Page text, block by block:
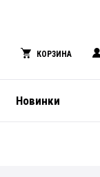
КОРЗИНА
Новинки